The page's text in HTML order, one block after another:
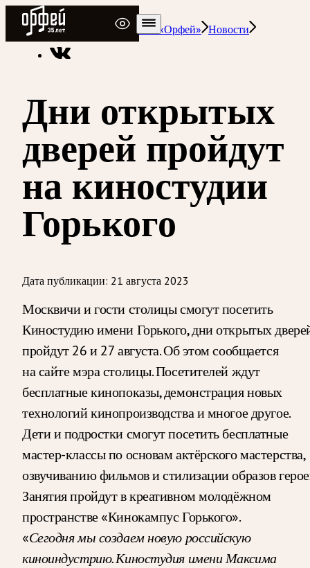
Радио Орфей
Радио классической музыки «Орфей» Новости
Дни открытых
дверей пройдут
на киностудии
Горького
Дата публикации: 21 августа 2023
Москвичи и гости столицы смогут посетить
Киностудию имени Горького, дни открытых
пройдут 26 и 27 августа. Об этом сообщается
на сайте мэра столицы. Посетителей ждут
бесплатные кинопоказы, демонстрация новых
технологий кинопроизводства и многое другое.
Дети и подростки смогут посетить бесплатные
мастер-классы по основам актёрского мастерства,
озвучиванию фильмов и стилизации образов
Занятия пройдут в креативном молодёжном
пространстве «Кинокампус Горького».
«Сегодня мы создаем новую российскую
киноиндустрию. Киностудия имени Максима